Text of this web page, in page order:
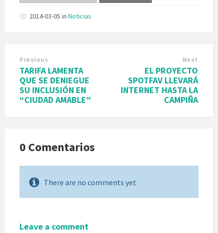
2014-03-05 in Noticias
Previous
TARIFA LAMENTA
QUE SE DENIEGUE
SU INCLUSIÓN EN
“CIUDAD AMABLE”
Next
EL PROYECTO
SPOTFAV LLEVARÁ
INTERNET HASTA LA
CAMPIÑA
0 Comentarios
There are no comments yet
Leave a comment